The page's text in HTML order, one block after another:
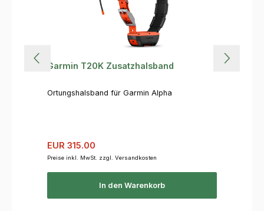
Garmin T20K Zusatzhalsband
Ortungshalsband für Garmin Alpha
Verkaufspreis:
EUR 315.00
Preise inkl. MwSt. zzgl. Versandkosten
In den Warenkorb